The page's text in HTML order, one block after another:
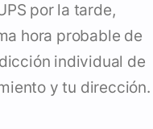
por la tarde,
hora probable de
individual de
y tu dirección.